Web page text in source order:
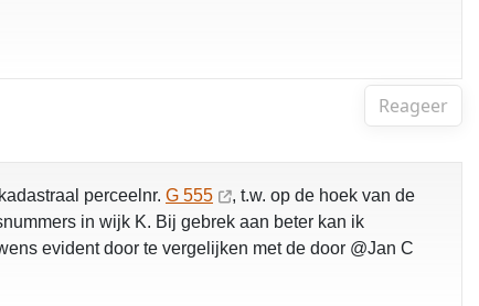
Reageer
perceelnr. G 555
, t.w. op de hoek van de
in wijk K. Bij gebrek aan beter kan ik
evident door te vergelijken met de door @Jan C